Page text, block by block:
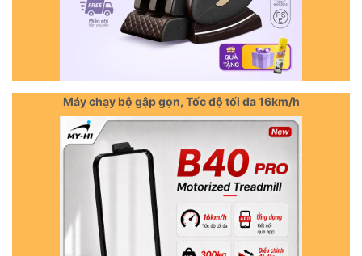
Máy chạy bộ gập gọn, Tốc độ tối đa 16km/h